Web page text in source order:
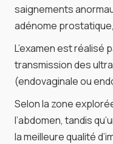
saignements
adénome
L’examen est réalisé
transmission des
(endovaginale ou
Selon la zone
l’abdomen, tandis
la meilleure qualité